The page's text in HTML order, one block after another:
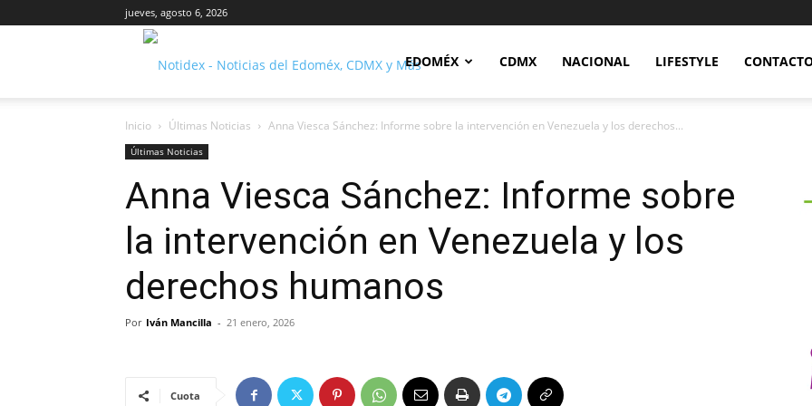
jueves, agosto 6, 2026
Notidex
EDOMÉX CDMX NACIONAL LIFESTYLE
Inicio Últimas Noticias Anna Viesca Sánchez: Informe sobre la intervención en Venezuela y los derechos...
Últimas Noticias
Anna Viesca Sánchez: Informe sobre
la intervención en Venezuela y los
derechos humanos
Por Iván Mancilla - 21 enero, 2026
Cuota